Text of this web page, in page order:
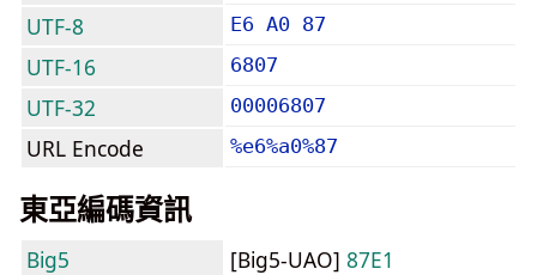
UTF-8 E6 A0 87
UTF-16 6807
UTF-32 00006807
URL Encode %e6%a0%87
東亞編碼資訊
Big5 [Big5-UAO] 87E1